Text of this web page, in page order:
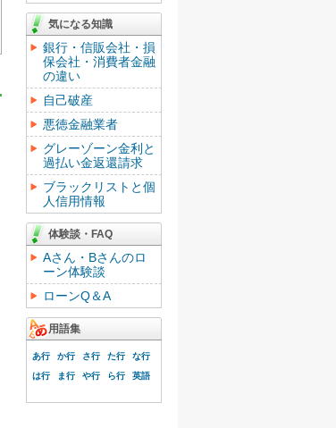
気になる知識
銀行・信販会社・損
保会社・消費者金融
の違い
自己破産
悪徳金融業者
グレーゾーン金利と
過払い金返還請求
ブラックリストと個
人信用情報
体験談・FAQ
Aさん・Bさんのロ
ーン体験談
ローンQ＆A
用語集
あ行 か行 さ行 た行
な行
は行
ま行 や行 ら行 英語